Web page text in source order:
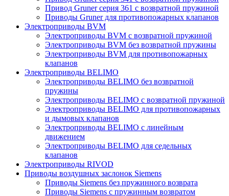
Привод Gruner серия 361 с возвратной пружиной
Приводы Gruner для противопожарных клапанов
Электроприводы BVM
Электроприводы BVM с возвратной пружиной
Электроприводы BVM без возвратной пружины
Электроприводы BVM для противопожарных
клапанов
Электроприводы BELIMO
Электроприводы BELIMO без возвратной
пружины
Электроприводы BELIMO с возвратной пружиной
Электроприводы BELIMO для противопожарных
и дымовых клапанов
Электроприводы BELIMO с линейным
движением
Электроприводы BELIMO для седельных
клапанов
Электроприводы RIVOD
Приводы воздушных заслонок Siemens
Приводы Siemens без пружинного возврата
Приводы Siemens с пружинным возвратом